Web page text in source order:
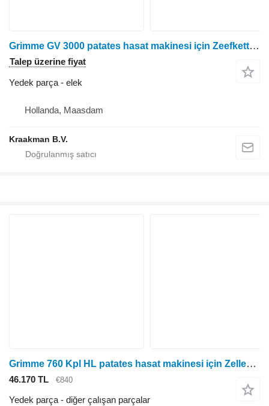
Grimme GV 3000 patates hasat makinesi için Zeefketting elek
Talep üzerine fiyat
Yedek parça - elek
Hollanda, Maasdam
Kraakman B.V.
Grimme 760 Kpl HL patates hasat makinesi için Zellenrad/Seeddisc diğer çalışan parçalar
46.170 TL €840
Yedek parça - diğer çalışan parçalar